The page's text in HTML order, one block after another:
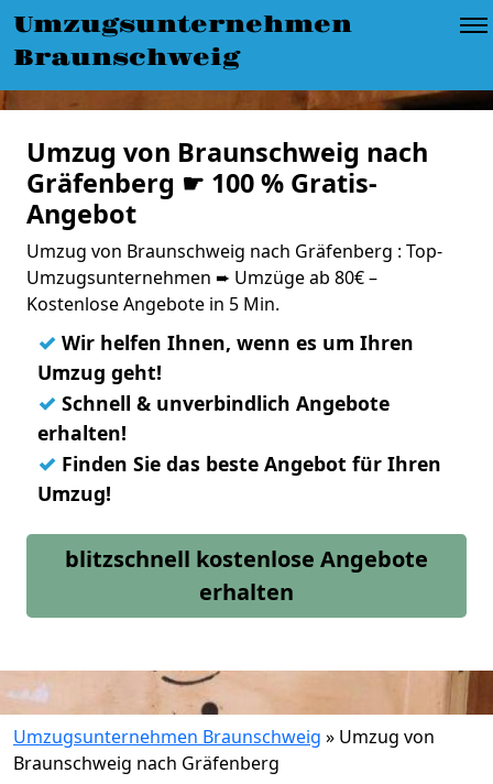
Umzugsunternehmen
Braunschweig
Umzug von Braunschweig nach
Gräfenberg ☛ 100 % Gratis-
Angebot
Umzug von Braunschweig nach Gräfenberg : Top-
Umzugsunternehmen ➨ Umzüge ab 80€ –
Kostenlose Angebote in 5 Min.
✓ Wir helfen Ihnen, wenn es um Ihren
Umzug geht!
✓ Schnell & unverbindlich Angebote
erhalten!
✓ Finden Sie das beste Angebot für Ihren
Umzug!
blitzschnell kostenlose Angebote
erhalten
Umzugsunternehmen Braunschweig » Umzug von
Braunschweig nach Gräfenberg